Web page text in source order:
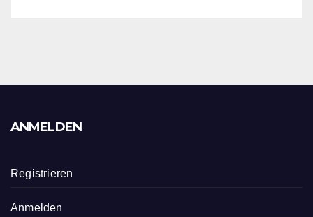
ANMELDEN
Registrieren
Anmelden